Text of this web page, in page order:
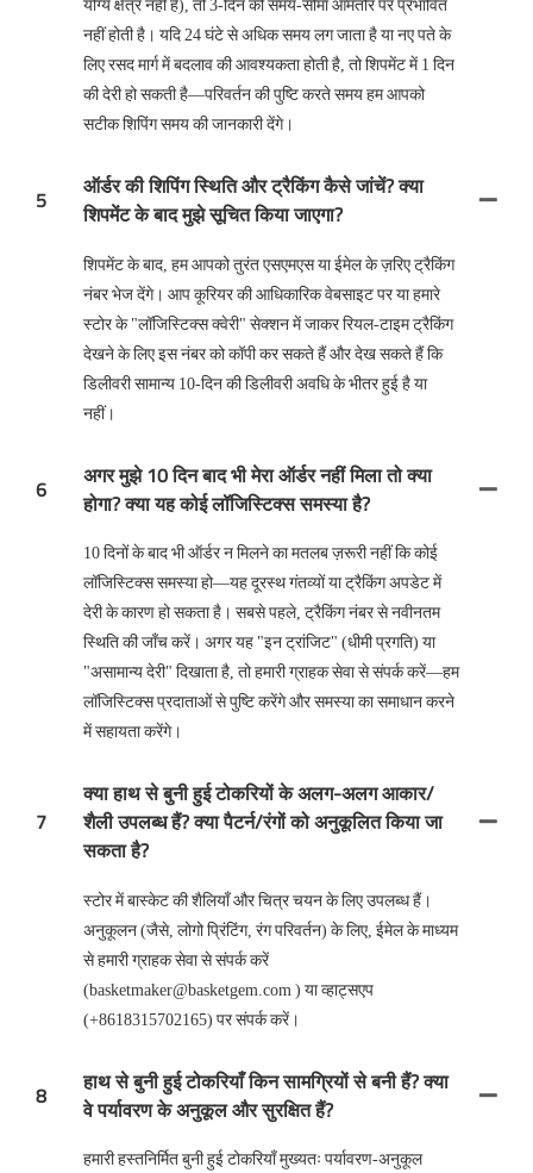
योग्य क्षेत्र नहीं है), तो 3-दिन की समय-सीमा आमतौर पर प्रभावित
नहीं होती है। यदि 24 घंटे से अधिक समय लग जाता है या नए पते के
लिए रसद मार्ग में बदलाव की आवश्यकता होती है, तो शिपमेंट में 1 दिन
की देरी हो सकती है—परिवर्तन की पुष्टि करते समय हम आपको
सटीक शिपिंग समय की जानकारी देंगे।
5
ऑर्डर की शिपिंग स्थिति और ट्रैकिंग कैसे जांचें? क्या
शिपमेंट के बाद मुझे सूचित किया जाएगा?
शिपमेंट के बाद, हम आपको तुरंत एसएमएस या ईमेल के ज़रिए ट्रैकिंग
नंबर भेज देंगे। आप कूरियर की आधिकारिक वेबसाइट पर या हमारे
स्टोर के "लॉजिस्टिक्स क्वेरी" सेक्शन में जाकर रियल-टाइम ट्रैकिंग
देखने के लिए इस नंबर को कॉपी कर सकते हैं और देख सकते हैं कि
डिलीवरी सामान्य 10-दिन की डिलीवरी अवधि के भीतर हुई है या
नहीं।
6
अगर मुझे 10 दिन बाद भी मेरा ऑर्डर नहीं मिला तो क्या
होगा? क्या यह कोई लॉजिस्टिक्स समस्या है?
10 दिनों के बाद भी ऑर्डर न मिलने का मतलब ज़रूरी नहीं कि कोई
लॉजिस्टिक्स समस्या हो—यह दूरस्थ गंतव्यों या ट्रैकिंग अपडेट में
देरी के कारण हो सकता है। सबसे पहले, ट्रैकिंग नंबर से नवीनतम
स्थिति की जाँच करें। अगर यह "इन ट्रांजिट" (धीमी प्रगति) या
"असामान्य देरी" दिखाता है, तो हमारी ग्राहक सेवा से संपर्क करें—हम
लॉजिस्टिक्स प्रदाताओं से पुष्टि करेंगे और समस्या का समाधान करने
में सहायता करेंगे।
7
क्या हाथ से बुनी हुई टोकरियों के अलग-अलग आकार/
शैली उपलब्ध हैं? क्या पैटर्न/रंगों को अनुकूलित किया जा
सकता है?
स्टोर में बास्केट की शैलियाँ और चित्र चयन के लिए उपलब्ध हैं।
अनुकूलन (जैसे, लोगो प्रिंटिंग, रंग परिवर्तन) के लिए, ईमेल के माध्यम
से हमारी ग्राहक सेवा से संपर्क करें
(basketmaker@basketgem.com ) या व्हाट्सएप
(+8618315702165) पर संपर्क करें।
8
हाथ से बुनी हुई टोकरियाँ किन सामग्रियों से बनी हैं? क्या
वे पर्यावरण के अनुकूल और सुरक्षित हैं?
हमारी हस्तनिर्मित बुनी हुई टोकरियाँ मुख्यतः पर्यावरण-अनुकूल